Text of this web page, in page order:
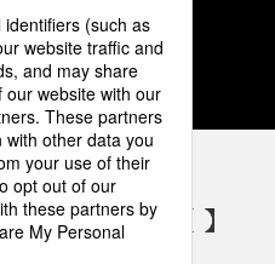
4 5
備 SNSアカウント